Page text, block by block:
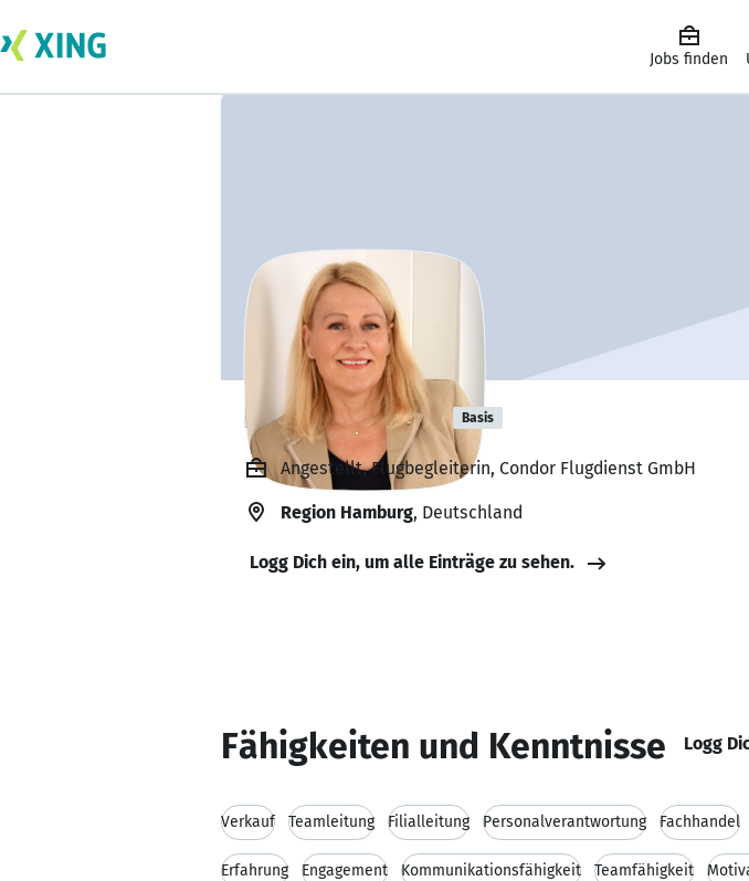
Jobs finden
Bärbel Wiener Basis
Angestellt, Flugbegleiterin, Condor Flugdienst GmbH
Region Hamburg, Deutschland
Logg Dich ein, um alle Einträge zu sehen.
Fähigkeiten und Kenntnisse Logg
Verkauf Teamleitung Filialleitung Personalverantwortung Fachhandel
Erfahrung Engagement Kommunikationsfähigkeit Teamfähigkeit